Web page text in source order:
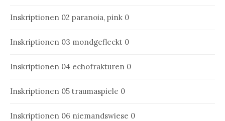
Inskriptionen 02 paranoia, pink 0
Inskriptionen 03 mondgefleckt 0
Inskriptionen 04 echofrakturen 0
Inskriptionen 05 traumaspiele 0
Inskriptionen 06 niemandswiese 0